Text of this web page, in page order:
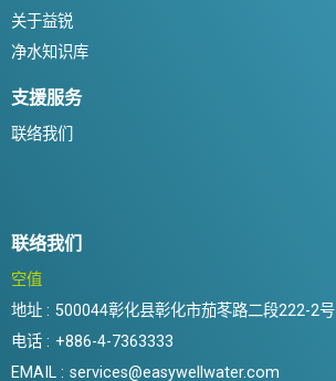
关于益锐
净水知识库
支援服务
联络我们
联络我们
空值
地址 : 500044彰化县彰化市茄苳路二段222-2号
电话 : +886-4-7363333
EMAIL : services@easywellwater.com